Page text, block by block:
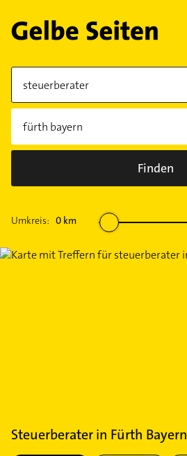
Finden
Umkreis: 0 km
Steuerberaterin Fürth Bayern